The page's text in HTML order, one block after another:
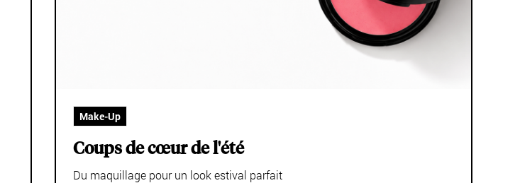
Make-Up
Coups de cœur de l'été
Du maquillage pour un look estival parfait